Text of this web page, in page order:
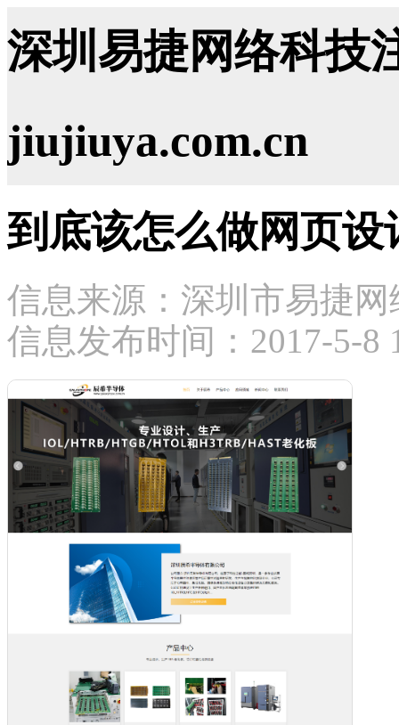
深圳易捷网络科技
jiujiuya.com.cn
到底该怎么做网页设
信息来源：深圳市易捷
信息发布时间：2017-5-8